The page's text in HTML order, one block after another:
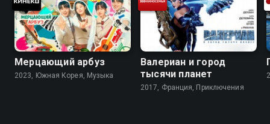
Мерцающий арбуз
2023, Южная Корея, Музыка
Валериан и город
тысячи планет
2017, Франция, Приключения